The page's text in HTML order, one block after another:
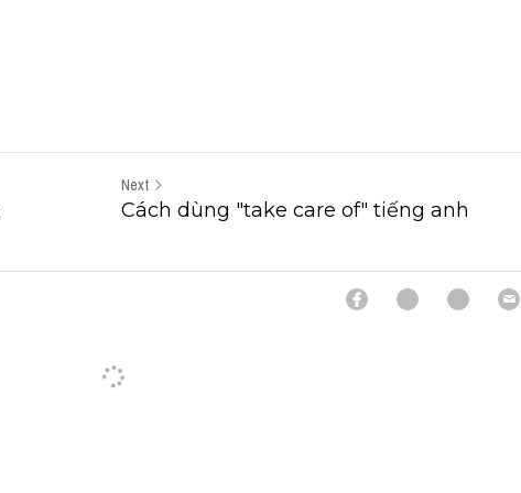
Next
Cách dùng "take care of" tiếng anh